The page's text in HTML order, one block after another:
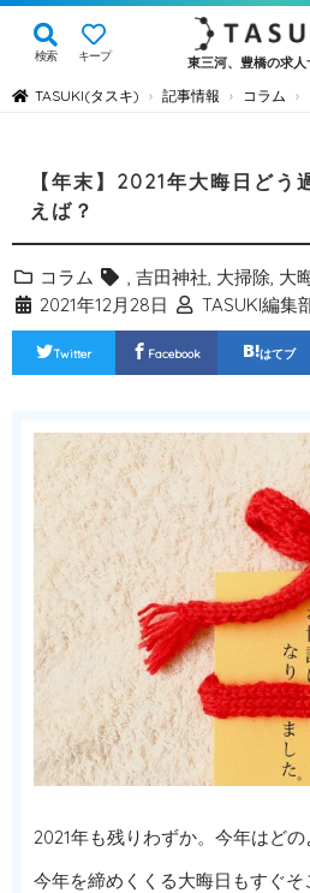
検索 キープ 東三河、豊橋の求人
TASUKI(タスキ) › 記事情報 › コラム ›
【年末】2021年大晦日どう
えば？
コラム , 吉田神社, 大掃除, 大
2021年12月28日
TASUKI編集
Twitter Facebook はてブ
2021年も残りわずか。今年はどの
今年を締めくくる大晦日もすぐそ